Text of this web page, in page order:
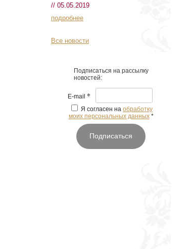
// 05.05.2019
подробнее
Все новости
Подписаться на рассылку
новостей:
E-mail *
Я согласен на обработку
моих персональных данных *
Подписаться